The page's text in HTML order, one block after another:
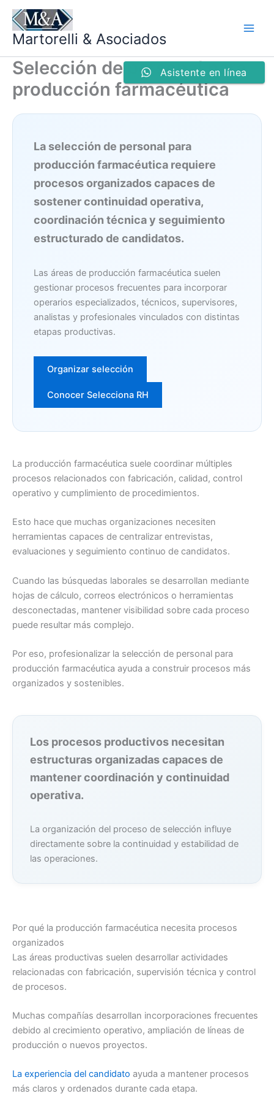
contenido
Martorelli & Asociados
Selección de personal para
producción farmacéutica
La selección de personal para
producción farmacéutica requiere
procesos organizados capaces de
sostener continuidad operativa,
coordinación técnica y seguimiento
estructurado de candidatos.
Las áreas de producción farmacéutica suelen
gestionar procesos frecuentes para incorporar
operarios especializados, técnicos, supervisores,
analistas y profesionales vinculados con distintas
etapas productivas.
Organizar selección
Conocer Selecciona RH
La producción farmacéutica suele coordinar múltiples
procesos relacionados con fabricación, calidad, control
operativo y cumplimiento de procedimientos.
Esto hace que muchas organizaciones necesiten
herramientas capaces de centralizar entrevistas,
evaluaciones y seguimiento continuo de candidatos.
Cuando las búsquedas laborales se desarrollan mediante
hojas de cálculo, correos electrónicos o herramientas
desconectadas, mantener visibilidad sobre cada proceso
puede resultar más complejo.
Por eso, profesionalizar la selección de personal para
producción farmacéutica ayuda a construir procesos más
organizados y sostenibles.
Los procesos productivos necesitan
estructuras organizadas capaces de
mantener coordinación y continuidad
operativa.
La organización del proceso de selección influye
directamente sobre la continuidad y estabilidad de
las operaciones.
Por qué la producción farmacéutica necesita procesos
organizados
Las áreas productivas suelen desarrollar actividades
relacionadas con fabricación, supervisión técnica y control
de procesos.
Muchas compañías desarrollan incorporaciones frecuentes
debido al crecimiento operativo, ampliación de líneas de
producción o nuevos proyectos.
La experiencia del candidato ayuda a mantener procesos
más claros y ordenados durante cada etapa.
Asistente en línea